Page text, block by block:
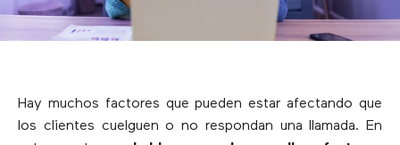
Hay muchos factores que pueden estar afectando que
los clientes cuelguen o no respondan una llamada. En